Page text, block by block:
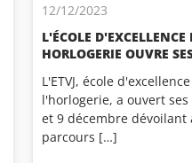
12/12/2023
L'ÉCOLE D'EXCELLENCE
HORLOGERIE OUVRE
L'ETVJ, école
l'horlogerie, a ouvert
et 9 décembre dévoilant
parcours […]